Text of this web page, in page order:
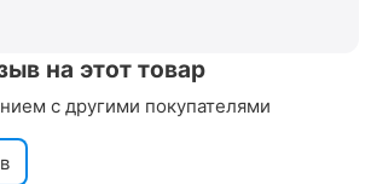
на этот товар
с другими покупателями